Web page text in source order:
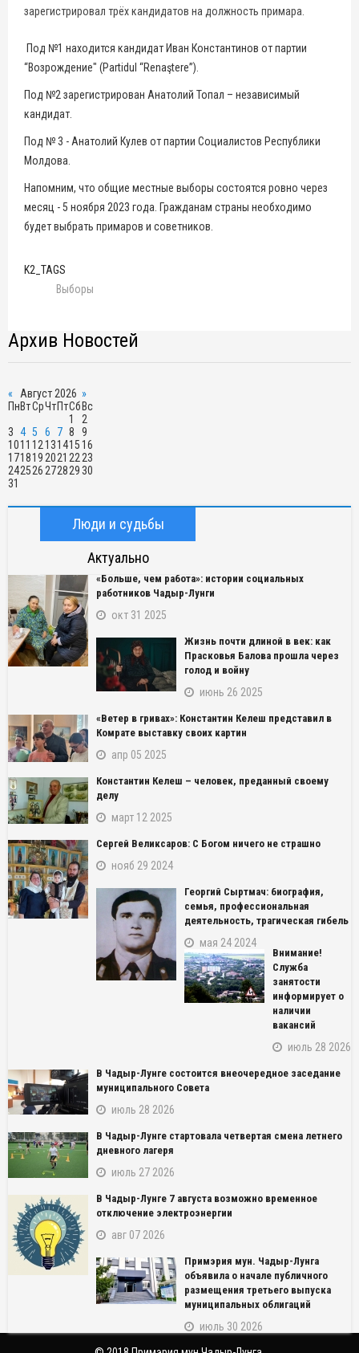
зарегистрировал трёх кандидатов на должность примара.
Под №1 находится кандидат Иван Константинов от партии
“Возрождение" (Partidul “Renaştere”).
Под №2 зарегистрирован Анатолий Топал – независимый
кандидат.
Под № 3 - Анатолий Кулев от партии Социалистов Республики
Молдова.
Напомним, что общие местные выборы состоятся ровно через
месяц - 5 ноября 2023 года. Гражданам страны необходимо
будет выбрать примаров и советников.
K2_TAGS
Выборы
Архив Новостей
« Август 2026 »
ПнВтСрЧтПтСб Вс
1
2
3 4 5 6 7 8
9
1011 1213141516
1718192021 2223
24252627282930
31
Люди и судьбы
Актуально
«Больше, чем работа»: истории социальных
работников Чадыр-Лунги
окт 31 2025
Жизнь почти длиной в век: как
Прасковья Балова прошла через
голод и войну
июнь 26 2025
«Ветер в гривах»: Константин Келеш представил в
Комрате выставку своих картин
апр 05 2025
Константин Келеш – человек, преданный своему
делу
март 12 2025
Сергей Великсаров: С Богом ничего не страшно
нояб 29 2024
Георгий Сыртмач: биография,
семья, профессиональная
деятельность, трагическая гибель
мая 24 2024
Внимание!
Служба
занятости
информирует о
наличии
вакансий
июль 28 2026
В Чадыр-Лунге состоится внеочередное заседание
муниципального Совета
июль 28 2026
В Чадыр-Лунге стартовала четвертая смена летнего
дневного лагеря
июль 27 2026
В Чадыр-Лунге 7 августа возможно временное
отключение электроэнергии
авг 07 2026
Примэрия мун. Чадыр-Лунга
объявила о начале публичного
размещения третьего выпуска
муниципальных облигаций
июль 30 2026
NAME_SOCIAL_FACEBOOK
NAME_SOCIAL_TWITTER